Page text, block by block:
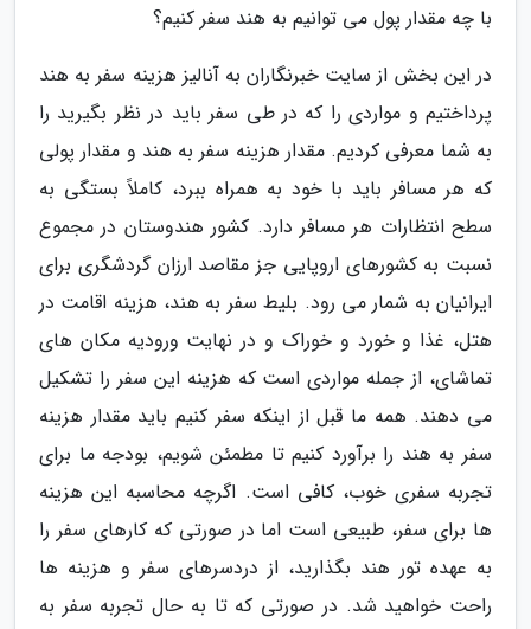
با چه مقدار پول می توانیم به هند سفر کنیم؟
در این بخش از سایت خبرنگاران به آنالیز هزینه سفر به هند
پرداختیم و مواردی را که در طی سفر باید در نظر بگیرید را
به شما معرفی کردیم. مقدار هزینه سفر به هند و مقدار پولی
که هر مسافر باید با خود به همراه ببرد، کاملاً بستگی به
سطح انتظارات هر مسافر دارد. کشور هندوستان در مجموع
نسبت به کشورهای اروپایی جز مقاصد ارزان گردشگری برای
ایرانیان به شمار می رود. بلیط سفر به هند، هزینه اقامت در
هتل، غذا و خورد و خوراک و در نهایت ورودیه مکان های
تماشای، از جمله مواردی است که هزینه این سفر را تشکیل
می دهند. همه ما قبل از اینکه سفر کنیم باید مقدار هزینه
سفر به هند را برآورد کنیم تا مطمئن شویم، بودجه ما برای
تجربه سفری خوب، کافی است. اگرچه محاسبه این هزینه
ها برای سفر، طبیعی است اما در صورتی که کارهای سفر را
به عهده تور هند بگذارید، از دردسرهای سفر و هزینه ها
راحت خواهید شد. در صورتی که تا به حال تجربه سفر به